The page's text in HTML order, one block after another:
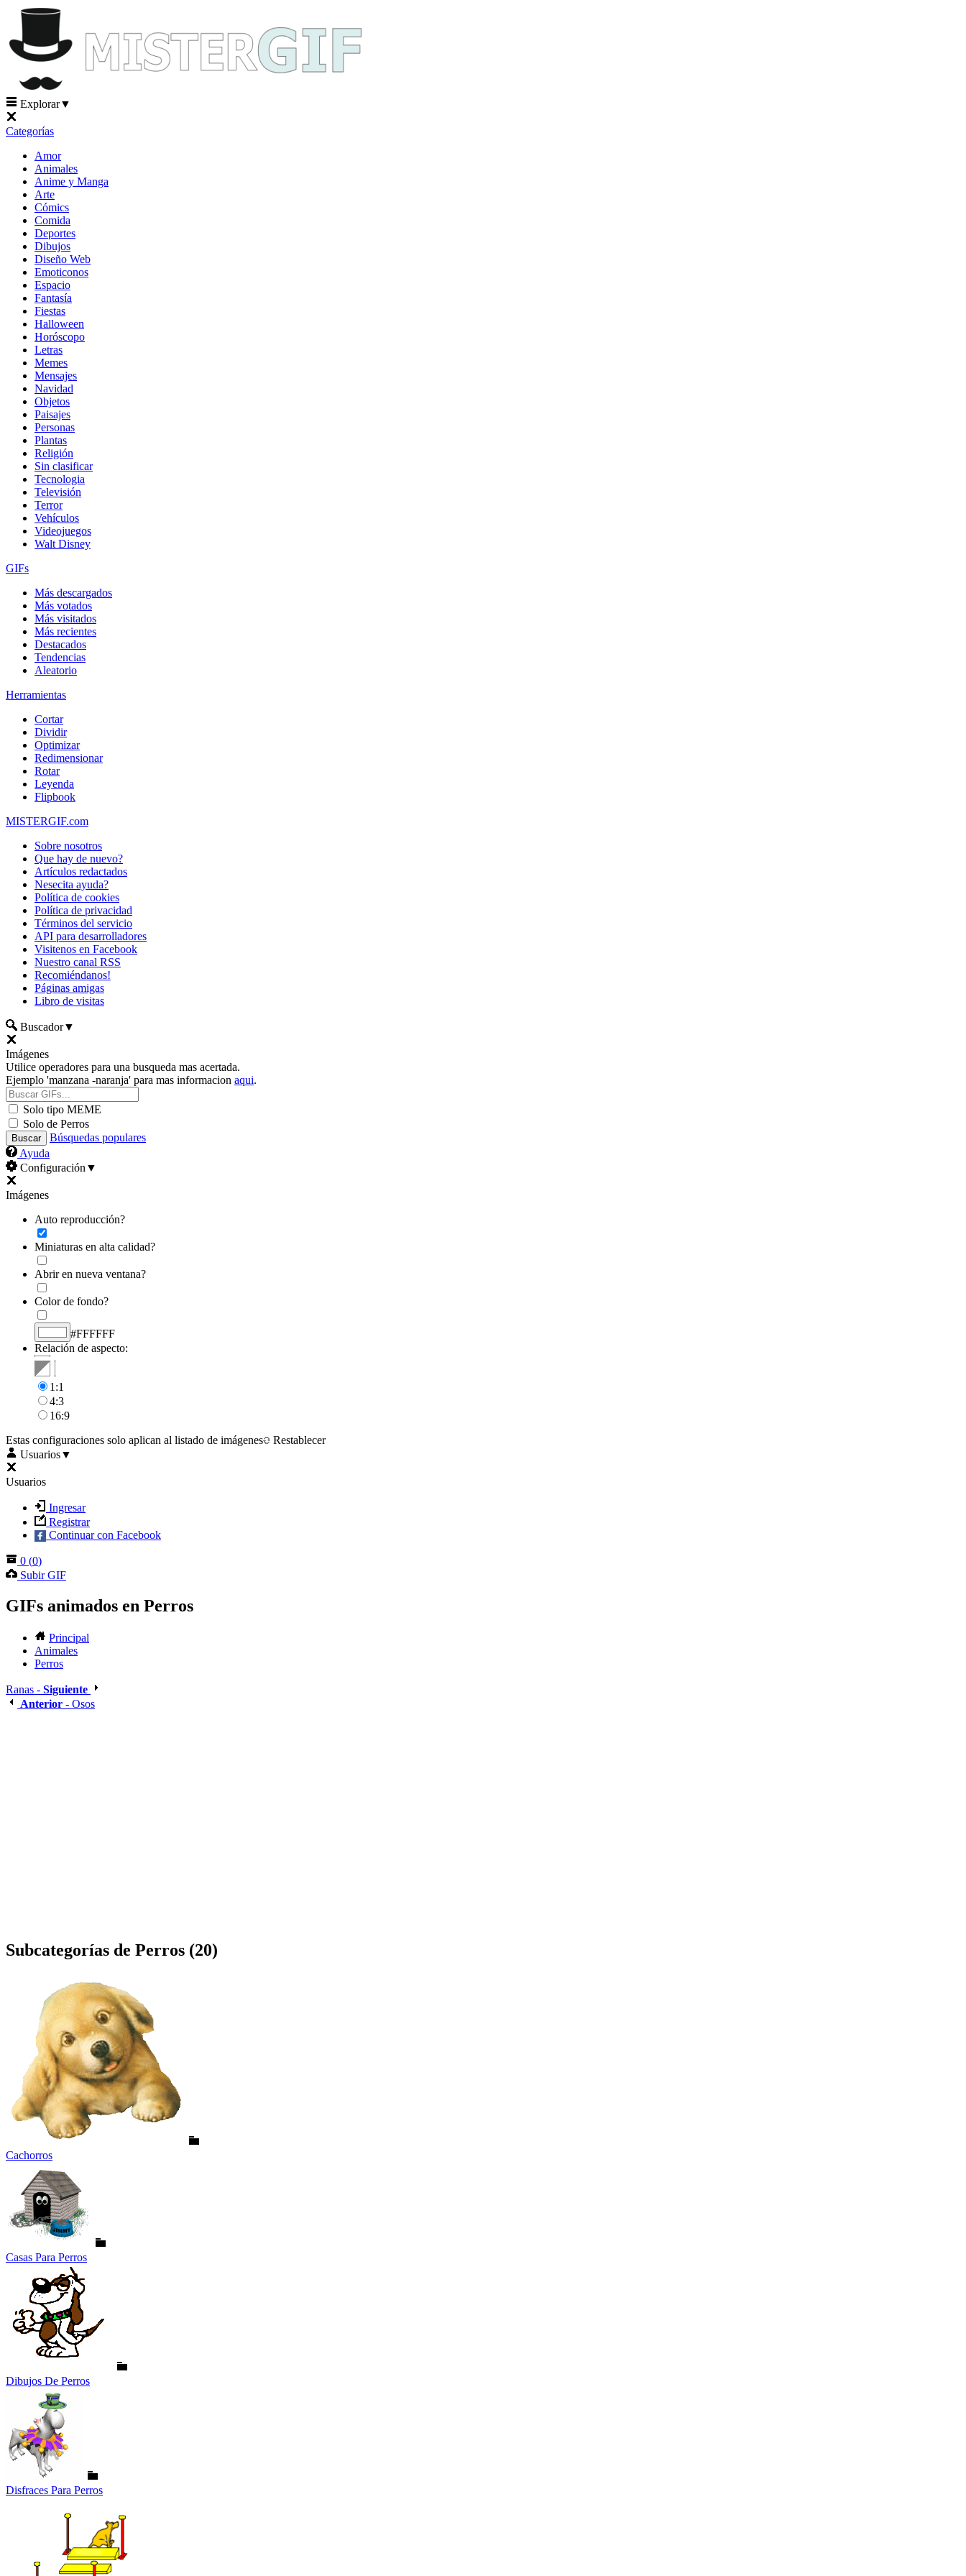
Explorar▼
Categorías
Amor
Animales
Anime y Manga
Arte
Cómics
Comida
Deportes
Dibujos
Diseño Web
Emoticonos
Espacio
Fantasía
Fiestas
Halloween
Horóscopo
Letras
Memes
Mensajes
Navidad
Objetos
Paisajes
Personas
Plantas
Religión
Sin clasificar
Tecnologia
Televisión
Terror
Vehículos
Videojuegos
Walt Disney
GIFs
Más descargados
Más votados
Más visitados
Más recientes
Destacados
Tendencias
Aleatorio
Herramientas
Cortar
Dividir
Optimizar
Redimensionar
Rotar
Leyenda
Flipbook
MISTERGIF.com
Sobre nosotros
Que hay de nuevo?
Artículos redactados
Nesecita ayuda?
Política de cookies
Política de privacidad
Términos del servicio
API para desarrolladores
Visitenos en Facebook
Nuestro canal RSS
Recomiéndanos!
Páginas amigas
Libro de visitas
Buscador▼
Imágenes
Utilice operadores para una busqueda mas acertada.
Ejemplo 'manzana -naranja' para mas informacion aqui.
Solo tipo MEME
Solo de Perros
Búsquedas populares
Ayuda
Configuración ▼
Imágenes
Auto reproducción?
Miniaturas en alta calidad?
Abrir en nueva ventana?
Color de fondo?
#FFFFFF
Relación de aspecto:
1:1
4:3
16:9
Estas configuraciones solo aplican al listado de imágenes
Restablecer
Usuarios▼
Usuarios
Ingresar
Registrar
Continuar con Facebook
0 (0)
Subir GIF
GIFs animados en Perros
Principal
Animales
Perros
Ranas - Siguiente
Anterior - Osos
Subcategorías de Perros (20)
Cachorros
Casas Para Perros
Dibujos De Perros
Disfraces Para Perros